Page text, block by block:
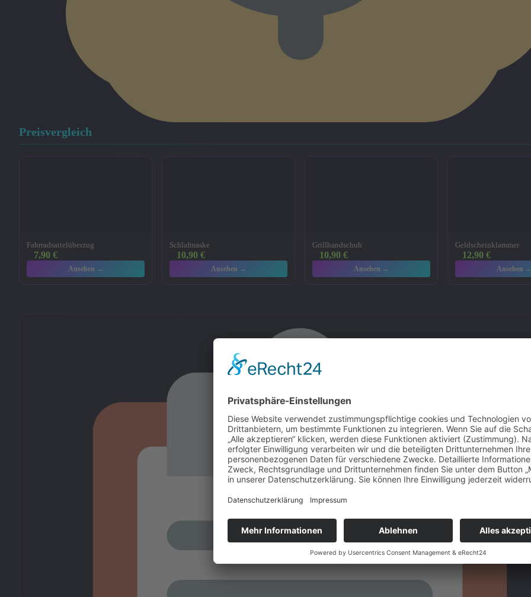
Preisvergleich
Fahrradsattelüberzug
7,90 €
Ansehen →
Schlafmaske
10,90 €
Ansehen →
Grillhandschuh
10,90 €
Ansehen →
Geldscheinklammer
12,90 €
Ansehen